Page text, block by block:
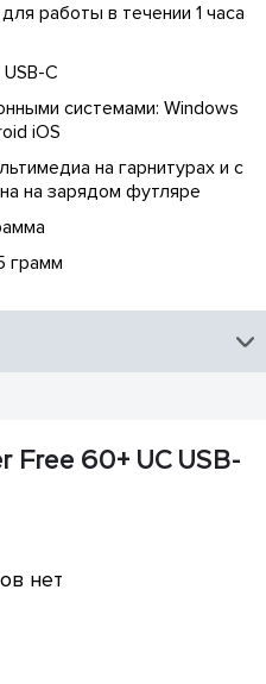
работы в течении 1 часа
C
системами: Windows
iOS
на гарнитурах и с
на зарядом футляре
грамм
Free 60+ UC USB-
нет